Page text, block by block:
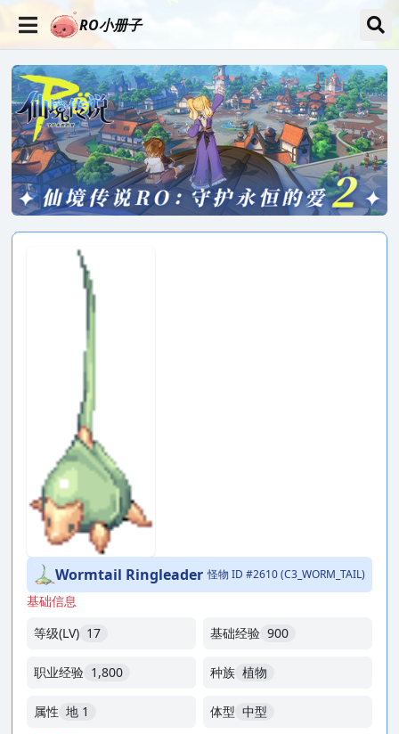
RO小册子
Wormtail Ringleader 怪物 ID #2610 (C3_WORM_TAIL)
基础信息
等级(LV) 17 基础经验 900
职业经验 1,800 种族 植物
属性 地 1 体型 中型